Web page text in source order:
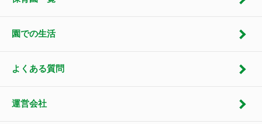
園での生活
よくある質問
運営会社